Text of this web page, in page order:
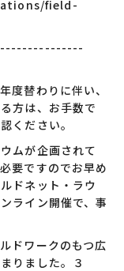
field-
度替わりに伴い、
方は、お手数で
ください。
ムが企画されて
要ですのでお早め
ドネット・ラウ
ライン開催で、事
ドワークのもつ広
りました。３